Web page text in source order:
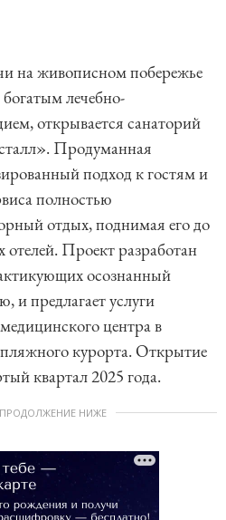
на живописном побережье
лечебно-
открывается санаторий
Продуманная
подход к гостям и
полностью
отдых, поднимая его до
Проект разработан
осознанный
и предлагает услуги
центра в
курорта. Открытие
квартал 2025 года.
НИЖЕ